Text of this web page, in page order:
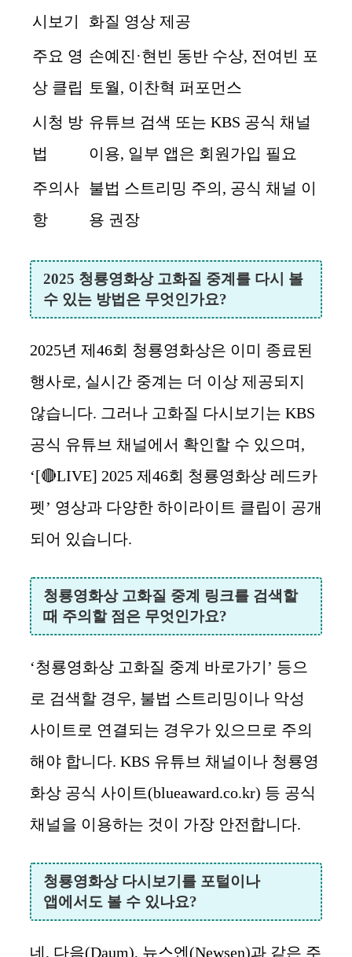
시보기
화질 영상 제공
주요 영
상 클립
손예진·현빈 동반 수상, 전여빈 포
토월, 이찬혁 퍼포먼스
시청 방
법
유튜브 검색 또는 KBS 공식 채널
이용, 일부 앱은 회원가입 필요
주의사
항
불법 스트리밍 주의, 공식 채널 이
용 권장
2025 청룡영화상 고화질 중계를 다시 볼
수 있는 방법은 무엇인가요?
2025년 제46회 청룡영화상은 이미 종료된
행사로, 실시간 중계는 더 이상 제공되지
않습니다. 그러나 고화질 다시보기는 KBS
공식 유튜브 채널에서 확인할 수 있으며,
‘[🔴LIVE] 2025 제46회 청룡영화상 레드카
펫’ 영상과 다양한 하이라이트 클립이 공개
되어 있습니다.
청룡영화상 고화질 중계 링크를 검색할
때 주의할 점은 무엇인가요?
‘청룡영화상 고화질 중계 바로가기’ 등으
로 검색할 경우, 불법 스트리밍이나 악성
사이트로 연결되는 경우가 있으므로 주의
해야 합니다. KBS 유튜브 채널이나 청룡영
화상 공식 사이트(blueaward.co.kr) 등 공식
채널을 이용하는 것이 가장 안전합니다.
청룡영화상 다시보기를 포털이나
앱에서도 볼 수 있나요?
네, 다음(Daum), 뉴스엔(Newsen)과 같은 주